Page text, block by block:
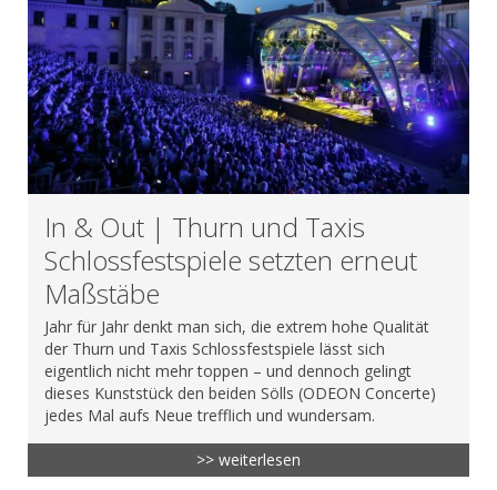
In & Out | Thurn und Taxis
Schlossfestspiele setzten erneut
Maßstäbe
Jahr für Jahr denkt man sich, die extrem hohe Qualität
der Thurn und Taxis Schlossfestspiele lässt sich
eigentlich nicht mehr toppen – und dennoch gelingt
dieses Kunststück den beiden Sölls (ODEON Concerte)
jedes Mal aufs Neue trefflich und wundersam.
>> weiterlesen